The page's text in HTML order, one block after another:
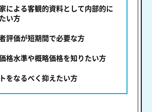
による客観的資料として内部的に
い方
評価が短期間で必要な方
格水準や概略価格を知りたい方
をなるべく抑えたい方